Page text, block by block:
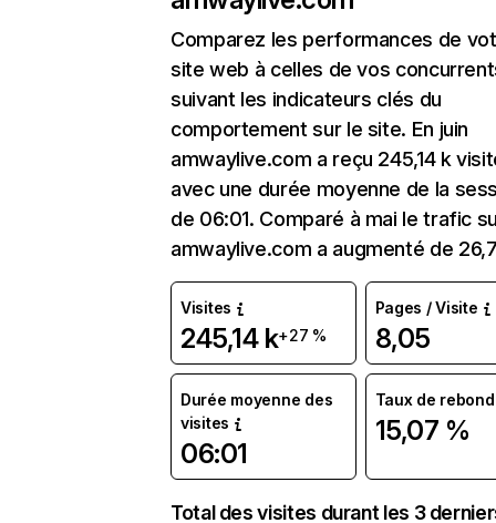
Comparez les performances de
site web à celles de vos
suivant les indicateurs clés du
comportement sur le site. En juin
amwaylive.com a reçu 245,14 k
avec une durée moyenne de la
de 06:01. Comparé à mai le trafic
amwaylive.com a augmenté de
Visites
245,14 k+27 %
Pages / Visite
8,05
Durée moyenne des
visites
06:01
Taux de rebond
15,07 %
Total des visites durant les 3